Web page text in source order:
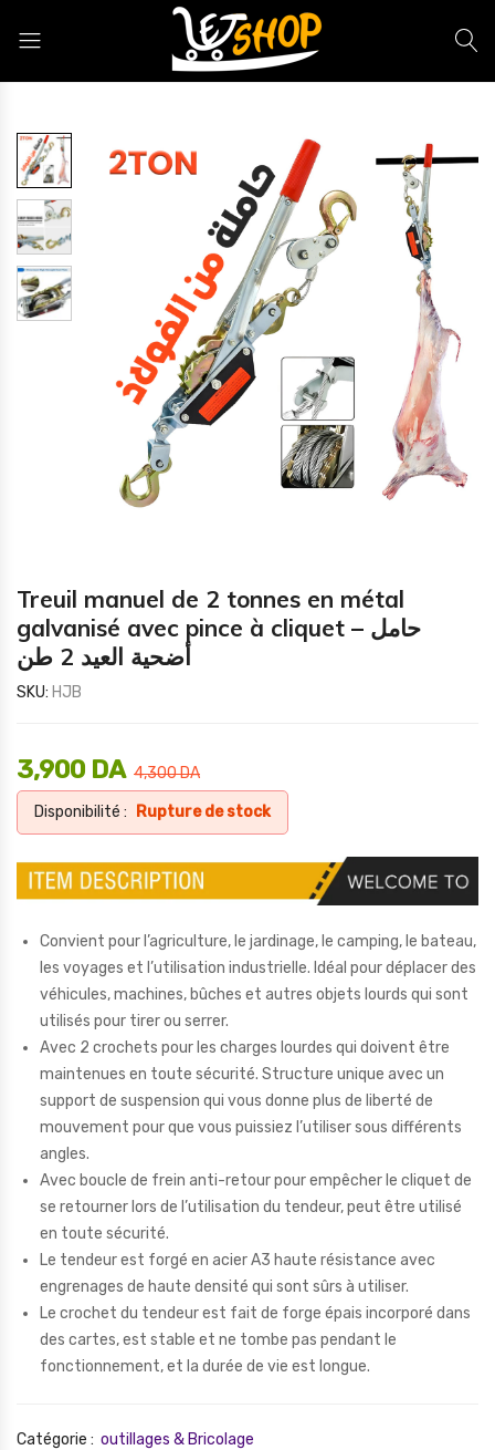
Treuil manuel de 2 tonnes en métal
galvanisé avec pince à cliquet – حامل
أضحية العيد 2 طن
SKU: HJB
4,300DA
3,900 DA
Disponibilité : Rupture de stock
Convient pour l’agriculture, le jardinage, le camping, le bateau,
les voyages et l’utilisation industrielle. Idéal pour déplacer des
véhicules, machines, bûches et autres objets lourds qui sont
utilisés pour tirer ou serrer.
Avec 2 crochets pour les charges lourdes qui doivent être
maintenues en toute sécurité. Structure unique avec un
support de suspension qui vous donne plus de liberté de
mouvement pour que vous puissiez l’utiliser sous différents
angles.
Avec boucle de frein anti-retour pour empêcher le cliquet de
se retourner lors de l’utilisation du tendeur, peut être utilisé
en toute sécurité.
Le tendeur est forgé en acier A3 haute résistance avec
engrenages de haute densité qui sont sûrs à utiliser.
Le crochet du tendeur est fait de forge épais incorporé dans
des cartes, est stable et ne tombe pas pendant le
fonctionnement, et la durée de vie est longue.
Catégorie : outillages & Bricolage